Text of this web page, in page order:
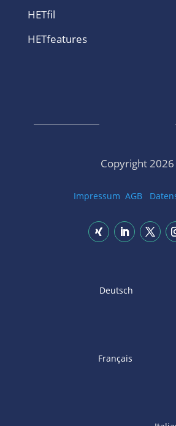
HETfil
HETfeatures
Copyright 2026
Impressum AGB
Deutsch
Français